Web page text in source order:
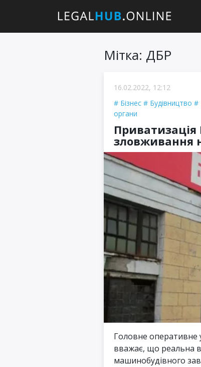
Мітка: ДБР
16.02.2022, 12:12
Бізнес
Будівництво
органи
зловживання
Головне оперативне
вважає, що реальна
машинобудівного